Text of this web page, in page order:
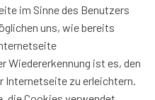
im Sinne des Benutzers
uns, wie bereits
Wiedererkennung ist es, den
Internetseite zu erleichtern.